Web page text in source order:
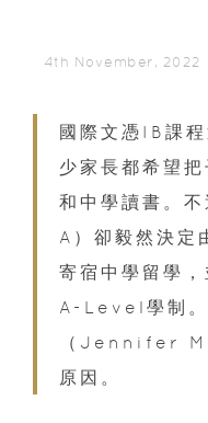
4th November, 2022
國際文憑IB課
少家長都希望
和中學讀書。
A）卻毅然決定
寄宿中學留學
A-Level學制。
（Jennifer
原因。